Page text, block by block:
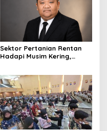
Sektor Pertanian Rentan
Hadapi Musim Kering,